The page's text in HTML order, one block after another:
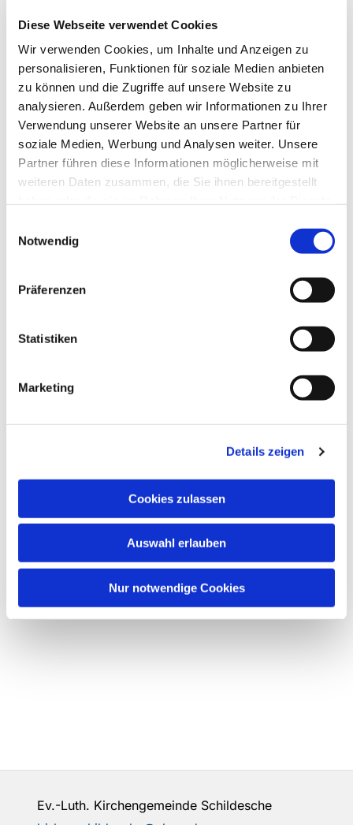
Diese Webseite verwendet Cookies
Wir verwenden Cookies, um Inhalte und Anzeigen zu
personalisieren, Funktionen für soziale Medien anbieten
zu können und die Zugriffe auf unsere Website zu
analysieren. Außerdem geben wir Informationen zu Ihrer
Verwendung unserer Website an unsere Partner für
soziale Medien, Werbung und Analysen weiter. Unsere
Partner führen diese Informationen möglicherweise mit
weiteren Daten zusammen, die Sie ihnen bereitgestellt
Notwendig
Präferenzen
Statistiken
Marketing
Details zeigen
Cookies zulassen
Auswahl erlauben
Nur notwendige Cookies
Ev.-Luth. Kirchengemeinde Schildesche